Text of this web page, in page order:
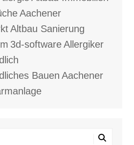
Aachener
Altbau Sanierung
3d-softwareAllergiker
Bauen Aachener